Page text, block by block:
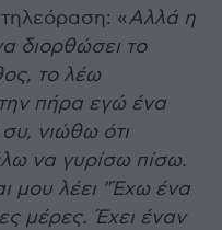
«Αλλά η
διορθώσει το
το λέω
πήρα εγώ ένα
νιώθω ότι
να γυρίσω πίσω.
μου λέει "Έχω ένα
μέρες. Έχει έναν